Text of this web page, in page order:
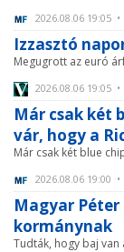
2026.08.06 19:05
Izzasztó
Megugrott az euró
2026.08.06 19:05
Már csak két
vár, hogy a
Már csak két blue
2026.08.06 19:00
Magyar
kormánynak
Tudták, hogy baj